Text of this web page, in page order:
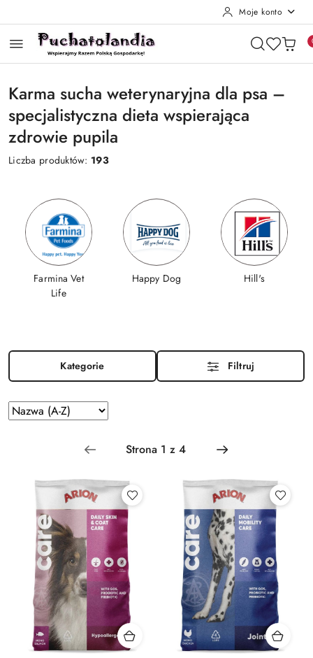
Moje konto
Karma sucha weterynaryjna dla psa –
specjalistyczna dieta wspierająca
zdrowie pupila
Liczba produktów: 193
Farmina Vet
Life
Happy Dog Hill's
Kategorie Filtruj
Zastosowano
sortowanie:
Sortuj
według